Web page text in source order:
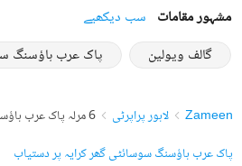
مشہور مقامات سب دیکھیے
گالف ویولین
پاک عرب ہاؤسنگ
Zameen لاہور پراپرٹی
6 مرلہ پاک عرب ہاؤسنگ سوسائٹی پراپرٹی
پاک عرب ہاؤسنگ سوسائٹی گھر کرایہ پر دستیاب